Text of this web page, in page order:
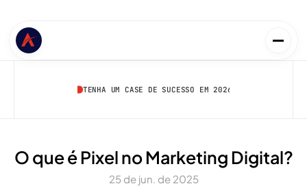
TENHA UM CASE DE SUCESSO EM 2026
O que é Pixel no Marketing Digital?
25 de jun. de 2025